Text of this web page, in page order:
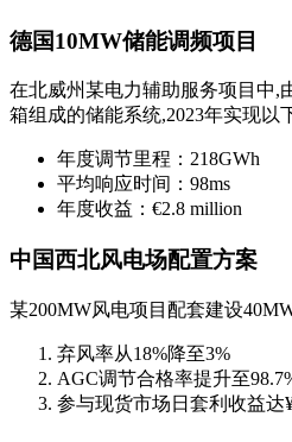
德国10MW储能调频项目
在北威州某电力辅助服务项目中,
箱组成的储能系统,2023年实现以
年度调节里程：218GWh
平均响应时间：98ms
年度收益：€2.8 million
中国西北风电场配置方案
某200MW风电项目配套建设
弃风率从18%降至3%
AGC调节合格率提升至
参与现货市场日套利收益达